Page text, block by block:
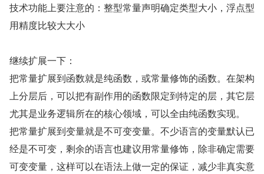
技术功能上要注意的：整型常量声明确定类型大小，浮点型
用精度比较大大小
继续扩展一下：
把常量扩展到函数就是纯函数，或常量修饰的函数。在架构
上分层后，可以把有副作用的函数限定到特定的层，其它层
尤其是业务逻辑所在的核心领域，可以全由纯函数实现。
把常量扩展到变量就是不可变变量。不少语言的变量默认已
经是不可变，剩余的语言也建议用常量修饰，除非确定需要
可变变量，这样可以在语法上做一定的保证，减少非真实意